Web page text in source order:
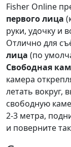
Fisher Online
первого лица
руки, удочку и
Отлично для
лица (по
Свободная
камера
летать вокруг,
свободную
2-3 метра,
и поверните